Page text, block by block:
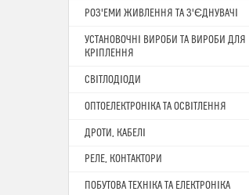
РОЗ'ЕМИ ЖИВЛЕННЯ ТА З'ЄДНУВАЧІ
УСТАНОВОЧНІ ВИРОБИ ТА ВИРОБИ ДЛЯ
КРІПЛЕННЯ
СВІТЛОДІОДИ
ОПТОЕЛЕКТРОНІКА ТА ОСВІТЛЕННЯ
ДРОТИ, КАБЕЛІ
РЕЛЕ, КОНТАКТОРИ
ПОБУТОВА ТЕХНІКА ТА ЕЛЕКТРОНІКА